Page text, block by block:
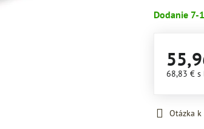
Dodanie 7-
68,83 € s
Otázka